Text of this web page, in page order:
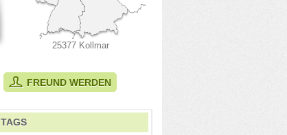
25377 Kollmar
FREUND WERDEN
TAGS